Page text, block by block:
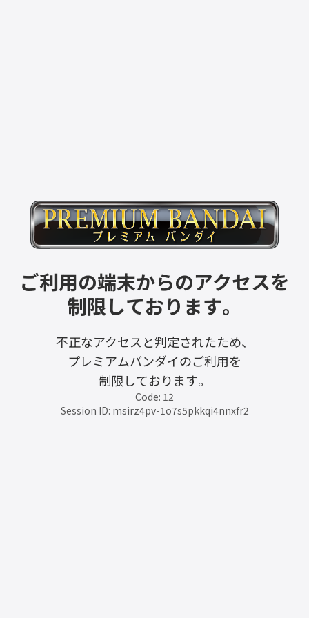
ご利用の端末からのアクセスを
制限しております。
不正なアクセスと判定されたため、
プレミアムバンダイのご利用を
制限しております。
Code: 12
Session ID: msirz4pv-1o7s5pkkqi4nnxfr2